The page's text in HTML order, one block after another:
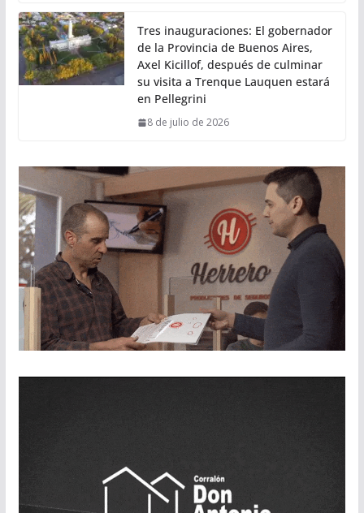
Tres inauguraciones: El gobernador
de la Provincia de Buenos Aires,
Axel Kicillof, después de culminar
su visita a Trenque Lauquen estará
en Pellegrini
8 de julio de 2026